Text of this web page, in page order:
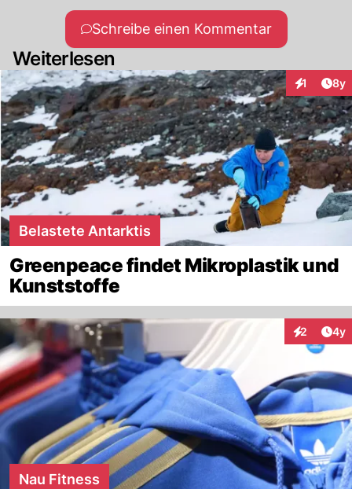
Schreibe einen Kommentar
Weiterlesen
1 8y
Belastete Antarktis
Greenpeace findet Mikroplastik und
Kunststoffe
2 4y
Nau Fitness